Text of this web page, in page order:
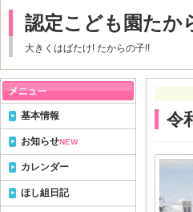
認定こども園たか
大きくはばたけ! たからの子!!
令
基本情報
お知らせNEW
カレンダー
ほし組日記